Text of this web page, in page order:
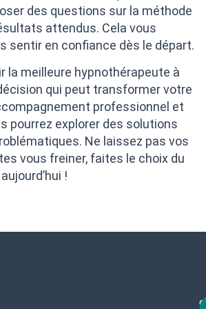
des questions sur la méthode
attendus. Cela vous
sentir en confiance dès le départ.
la meilleure hypnothérapeute à
qui peut transformer votre
professionnel et
pourrez explorer des solutions
Ne laissez pas vos
vous freiner, faites le choix du
!